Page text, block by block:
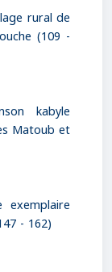
rural de
(109 -
kabyle
Matoub et
exemplaire
- 162)